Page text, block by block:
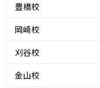
豊橋校
岡崎校
刈谷校
金山校